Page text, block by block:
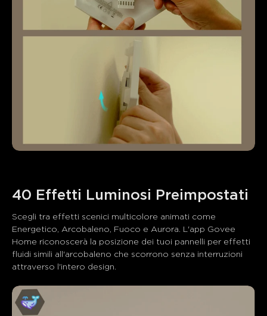
Scegli tra effetti scenici multicolore animati come
Energetico, Arcobaleno, Fuoco e Aurora. L'app Govee
Home riconoscerà la posizione dei tuoi pannelli per effetti
fluidi simili all'arcobaleno che scorrono senza interruzioni